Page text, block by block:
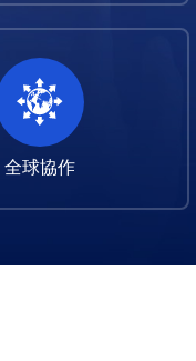
全球協作